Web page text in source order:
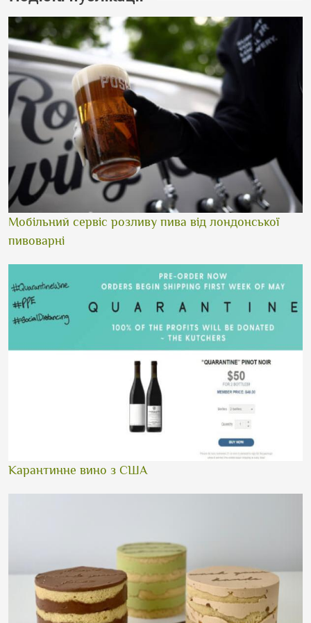
Мобільний сервіс розливу пива від лондонської
пивоварні
Карантинне вино з США